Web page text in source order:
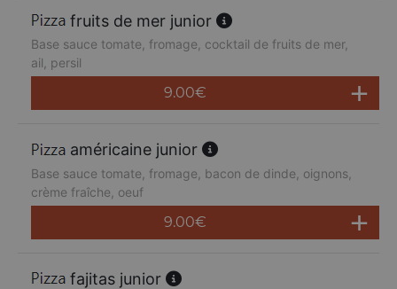
fruits de mer junior
Base sauce tomate, fromage, cocktail de fruits de mer,
ail, persil
9.00€
américaine junior
Base sauce tomate, fromage, bacon de dinde, oignons,
crème fraîche, oeuf
9.00€
fajitas junior